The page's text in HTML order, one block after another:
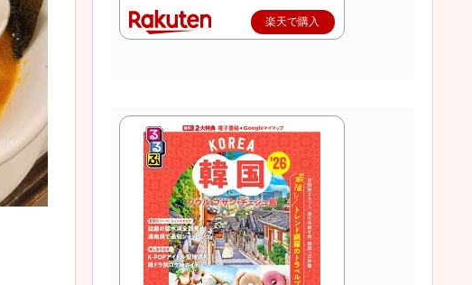
楽天で購入